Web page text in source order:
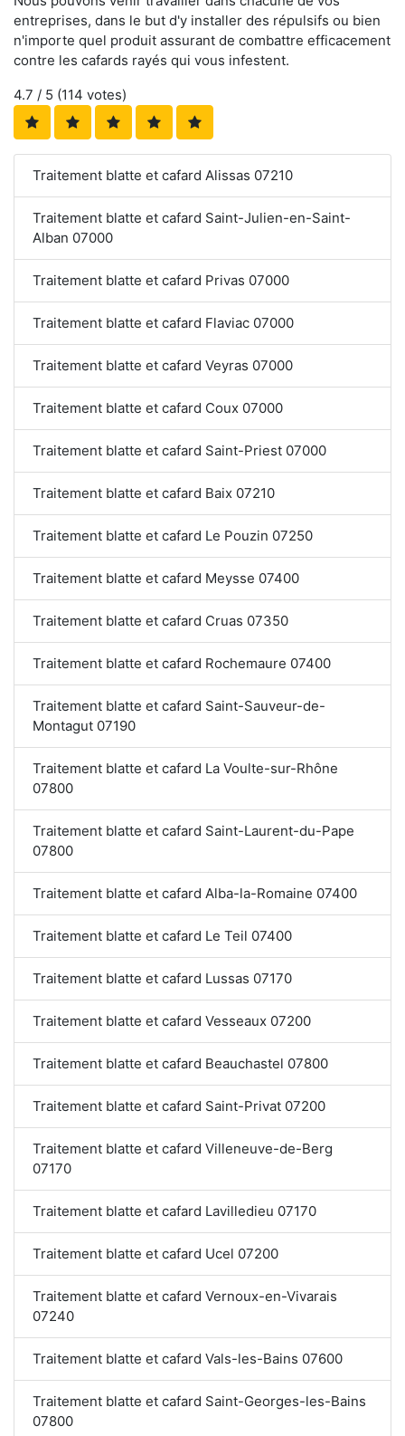
entreprises, dans le but d'y installer des répulsifs ou bien
n'importe quel produit assurant de combattre efficacement
contre les cafards rayés qui vous infestent.
4.7 / 5 (114 votes)
Traitement blatte et cafard Alissas 07210
Traitement blatte et cafard Saint-Julien-en-Saint-
Alban 07000
Traitement blatte et cafard Privas 07000
Traitement blatte et cafard Flaviac 07000
Traitement blatte et cafard Veyras 07000
Traitement blatte et cafard Coux 07000
Traitement blatte et cafard Saint-Priest 07000
Traitement blatte et cafard Baix 07210
Traitement blatte et cafard Le Pouzin 07250
Traitement blatte et cafard Meysse 07400
Traitement blatte et cafard Cruas 07350
Traitement blatte et cafard Rochemaure 07400
Traitement blatte et cafard Saint-Sauveur-de-
Montagut 07190
Traitement blatte et cafard La Voulte-sur-Rhône
07800
Traitement blatte et cafard Saint-Laurent-du-Pape
07800
Traitement blatte et cafard Alba-la-Romaine 07400
Traitement blatte et cafard Le Teil 07400
Traitement blatte et cafard Lussas 07170
Traitement blatte et cafard Vesseaux 07200
Traitement blatte et cafard Beauchastel 07800
Traitement blatte et cafard Saint-Privat 07200
Traitement blatte et cafard Villeneuve-de-Berg
07170
Traitement blatte et cafard Lavilledieu 07170
Traitement blatte et cafard Ucel 07200
Traitement blatte et cafard Vernoux-en-Vivarais
07240
Traitement blatte et cafard Vals-les-Bains 07600
Traitement blatte et cafard Saint-Georges-les-Bains
07800